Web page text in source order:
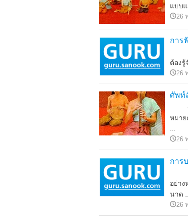
แบบ
26
การ
วงด
ต้องรู้
26
ศัพท์
ศัพ
หมาย
26
การ
การ
อย่าง
นาด ...
26